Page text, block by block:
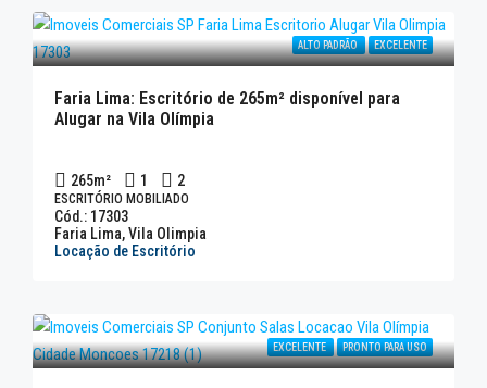
ALTO PADRÃO EXCELENTE
Faria Lima: Escritório de 265m² disponível para
Alugar na Vila Olímpia
265m² 1 2
ESCRITÓRIO MOBILIADO
Cód.: 17303
Faria Lima, Vila Olimpia
Locação de Escritório
EXCELENTE PRONTO PARA USO